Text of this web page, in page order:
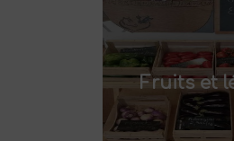
Fruits et
fruits et légumes
frais
et savourez
des produits de
localement.
: des
respectueux de